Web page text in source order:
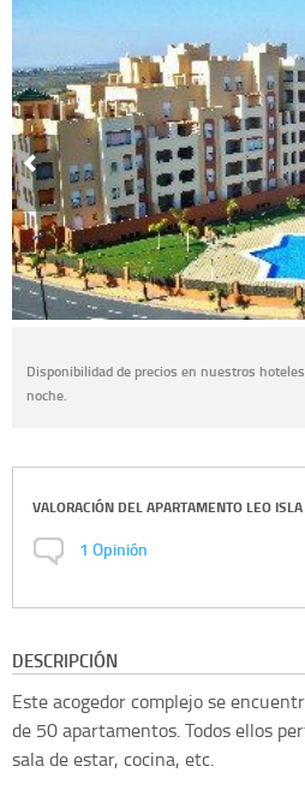
Disponibilidad de precios en nuestros
noche.
VALORACIÓN DELAPARTAMENTO LEO
1 Opinión
DESCRIPCIÓN
Este acogedor complejo se
de 50 apartamentos. Todos ellos
sala de estar, cocina, etc.